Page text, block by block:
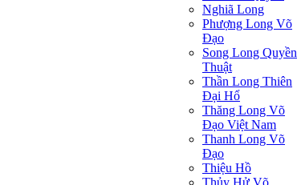
Nghiã Long
Phượng Long Võ
Đạo
Song Long Quyền
Thuật
Thần Long Thiên
Ðại Hổ
Thăng Long Võ
Đạo Việt Nam
Thanh Long Võ
Đạo
Thiệu Hồ
Thủy Hử Võ